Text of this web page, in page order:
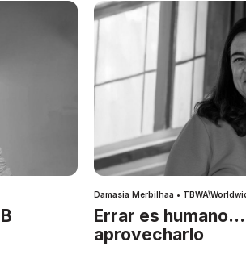
Damasia Merbilhaa •
Errar es
aprovecharlo